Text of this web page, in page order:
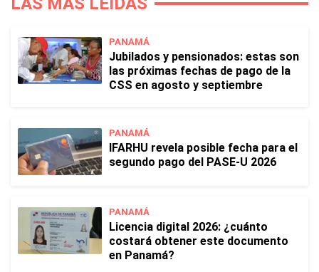
PANAMÁ
Jubilados y pensionados: estas son
las próximas fechas de pago de la
CSS en agosto y septiembre
PANAMÁ
IFARHU revela posible fecha para el
segundo pago del PASE-U 2026
PANAMÁ
Licencia digital 2026: ¿cuánto
costará obtener este documento
en Panamá?